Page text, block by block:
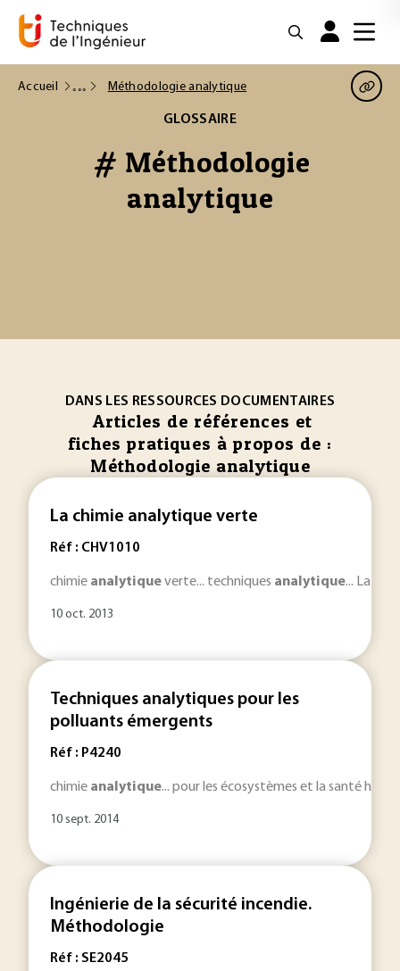
Accueil Méthodologie analytique
GLOSSAIRE
# Méthodologie
analytique
DANS LES RESSOURCES DOCUMENTAIRES
Articles de références et
fiches pratiques à propos de :
Méthodologie analytique
La chimie analytique verte
Réf : CHV1010
chimie analytiqueverte... techniques analytique... La
10 oct. 2013
Techniques analytiques pour les
polluants émergents
Réf : P4240
chimie analytique... pour les écosystèmes et la santé
10 sept. 2014
Ingénierie de la sécurité incendie.
Méthodologie
Réf : SE2045